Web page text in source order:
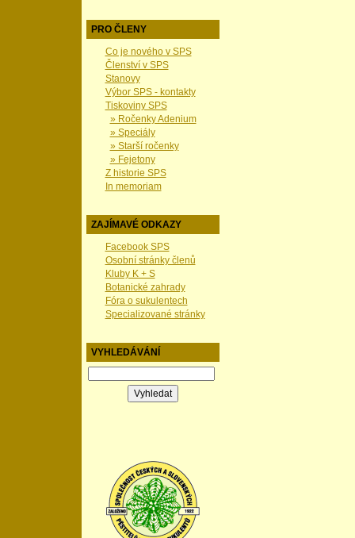
PRO ČLENY
Co je nového v SPS
Členství v SPS
Stanovy
Výbor SPS - kontakty
Tiskoviny SPS
» Ročenky Adenium
» Speciály
» Starší ročenky
» Fejetony
Z historie SPS
In memoriam
ZAJÍMAVÉ ODKAZY
Facebook SPS
Osobní stránky členů
Kluby K + S
Botanické zahrady
Fóra o sukulentech
Specializované stránky
VYHLEDÁVÁNÍ